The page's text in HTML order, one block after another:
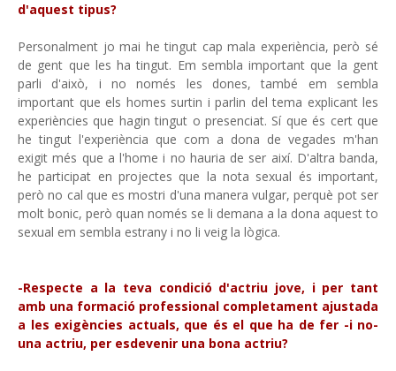
d'aquest tipus?
Personalment jo mai he tingut cap mala experiència, però sé
de gent que les ha tingut. Em sembla important que la gent
parli d'això, i no només les dones, també em sembla
important que els homes surtin i parlin del tema explicant les
experiències que hagin tingut o presenciat. Sí que és cert que
he tingut l'experiència que com a dona de vegades m'han
exigit més que a l'home i no hauria de ser així. D'altra banda,
he participat en projectes que la nota sexual és important,
però no cal que es mostri d'una manera vulgar, perquè pot ser
molt bonic, però quan només se li demana a la dona aquest to
sexual em sembla estrany i no li veig la lògica.
-Respecte a la teva condició d'actriu jove, i per tant
amb una formació professional completament ajustada
a les exigències actuals, que és el que ha de fer -i no-
una actriu, per esdevenir una bona actriu?